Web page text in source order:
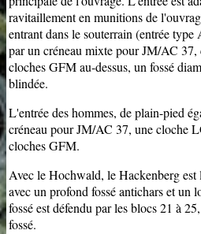
ravitaillement en munitions de
entrant dans le souterrain (entrée
par un créneau mixte pour JM/AC
cloches GFM au-dessus, un fossé
blindée.
L'entrée des hommes, de plain-pied
créneau pour JM/AC 37, une cloche
cloches GFM.
Avec le Hochwald, le Hackenberg
avec un profond fossé antichars et un
fossé est défendu par les blocs 21 à
fossé.